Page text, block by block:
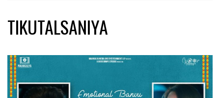
TIKUTALSANIYA